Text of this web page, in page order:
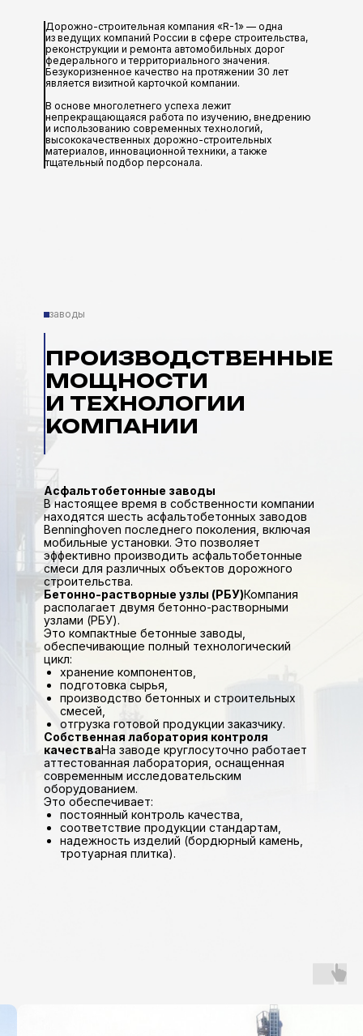
Дорожно-строительная компания «R-1» — одна
из ведущих компаний России в сфере строительства,
реконструкции и ремонта автомобильных дорог
федерального и территориального значения.
Безукоризненное качество на протяжении 30 лет
является визитной карточкой компании.
В основе многолетнего успеха лежит
непрекращающаяся работа по изучению, внедрению
и использованию современных технологий,
высококачественных дорожно-строительных
материалов, инновационной техники, а также
тщательный подбор персонала.
заводы
ПРОИЗВОДСТВЕННЫЕ
МОЩНОСТИ
И ТЕХНОЛОГИИ
КОМПАНИИ
Асфальтобетонные заводы
В настоящее время в собственности компании
находятся шесть асфальтобетонных заводов
Benninghoven последнего поколения, включая
мобильные установки. Это позволяет
эффективно производить асфальтобетонные
смеси для различных объектов дорожного
строительства.
Бетонно-растворные узлы (РБУ)Компания
располагает двумя бетонно-растворными
узлами (РБУ).
Это компактные бетонные заводы,
обеспечивающие полный технологический
цикл:
хранение компонентов,
подготовка сырья,
производство бетонных и строительных
смесей,
отгрузка готовой продукции заказчику.
Собственная лаборатория контроля
качестваНа заводе круглосуточно работает
аттестованная лаборатория, оснащенная
современным исследовательским
оборудованием.
Это обеспечивает:
постоянный контроль качества,
соответствие продукции стандартам,
надежность изделий (бордюрный камень,
тротуарная плитка).